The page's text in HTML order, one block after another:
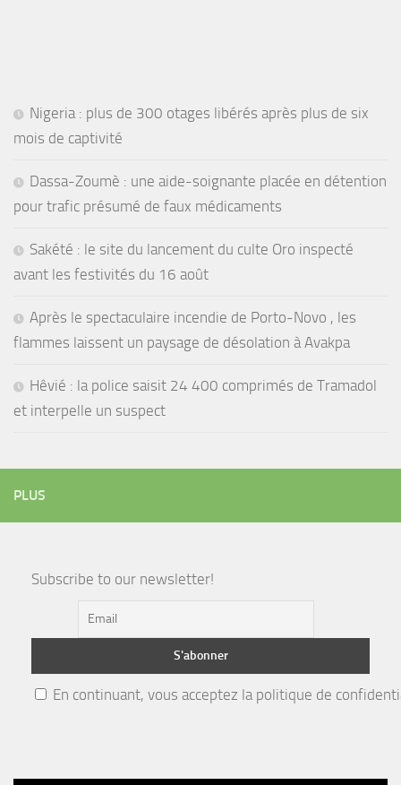
Nigeria : plus de 300 otages libérés après plus de six
mois de captivité
Dassa-Zoumè : une aide-soignante placée en détention
pour trafic présumé de faux médicaments
Sakété : le site du lancement du culte Oro inspecté
avant les festivités du 16 août
Après le spectaculaire incendie de Porto-Novo , les
flammes laissent un paysage de désolation à Avakpa
Hêvié : la police saisit 24 400 comprimés de Tramadol
et interpelle un suspect
PLUS
Subscribe to our newsletter!
En continuant, vous acceptez la politique de